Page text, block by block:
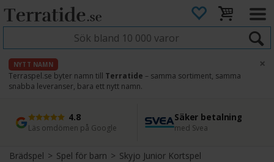
NYTT NAMN
Terraspel.se byter namn till Terratide – samma sortiment, samma
snabba leveranser, bara ett nytt namn.
×
4.8
Läs omdömen på Google
Säker betalning
med Svea
Snabb leverans
Direkt från lager
45 dagars ångerrätt
Enkel retur
Brädspel>Spel för barn>Skyjo Junior Kortspel